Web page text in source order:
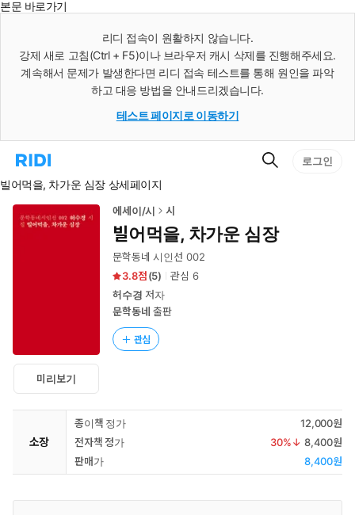
본문 바로가기
리디 접속이 원활하지 않습니다.
강제 새로 고침(Ctrl + F5)이나 브라우저 캐시 삭제를 진행해주세요.
계속해서 문제가 발생한다면 리디 접속 테스트를 통해 원인을 파악
하고 대응 방법을 안내드리겠습니다.
테스트 페이지로 이동하기
리
홈
로
이
검
로그인
빌어먹을, 차가운 심장 상세페이지
미리보기
에세이/시 시
빌어먹을, 차가운 심장
문학동네 시인선 002
3.8
(5) 관심 6
허수경 저자
문학동네 출판
관심
소장
종이책 정가
12,000원
전자책 정가
30%↓ 8,400원
판매가
8,400원